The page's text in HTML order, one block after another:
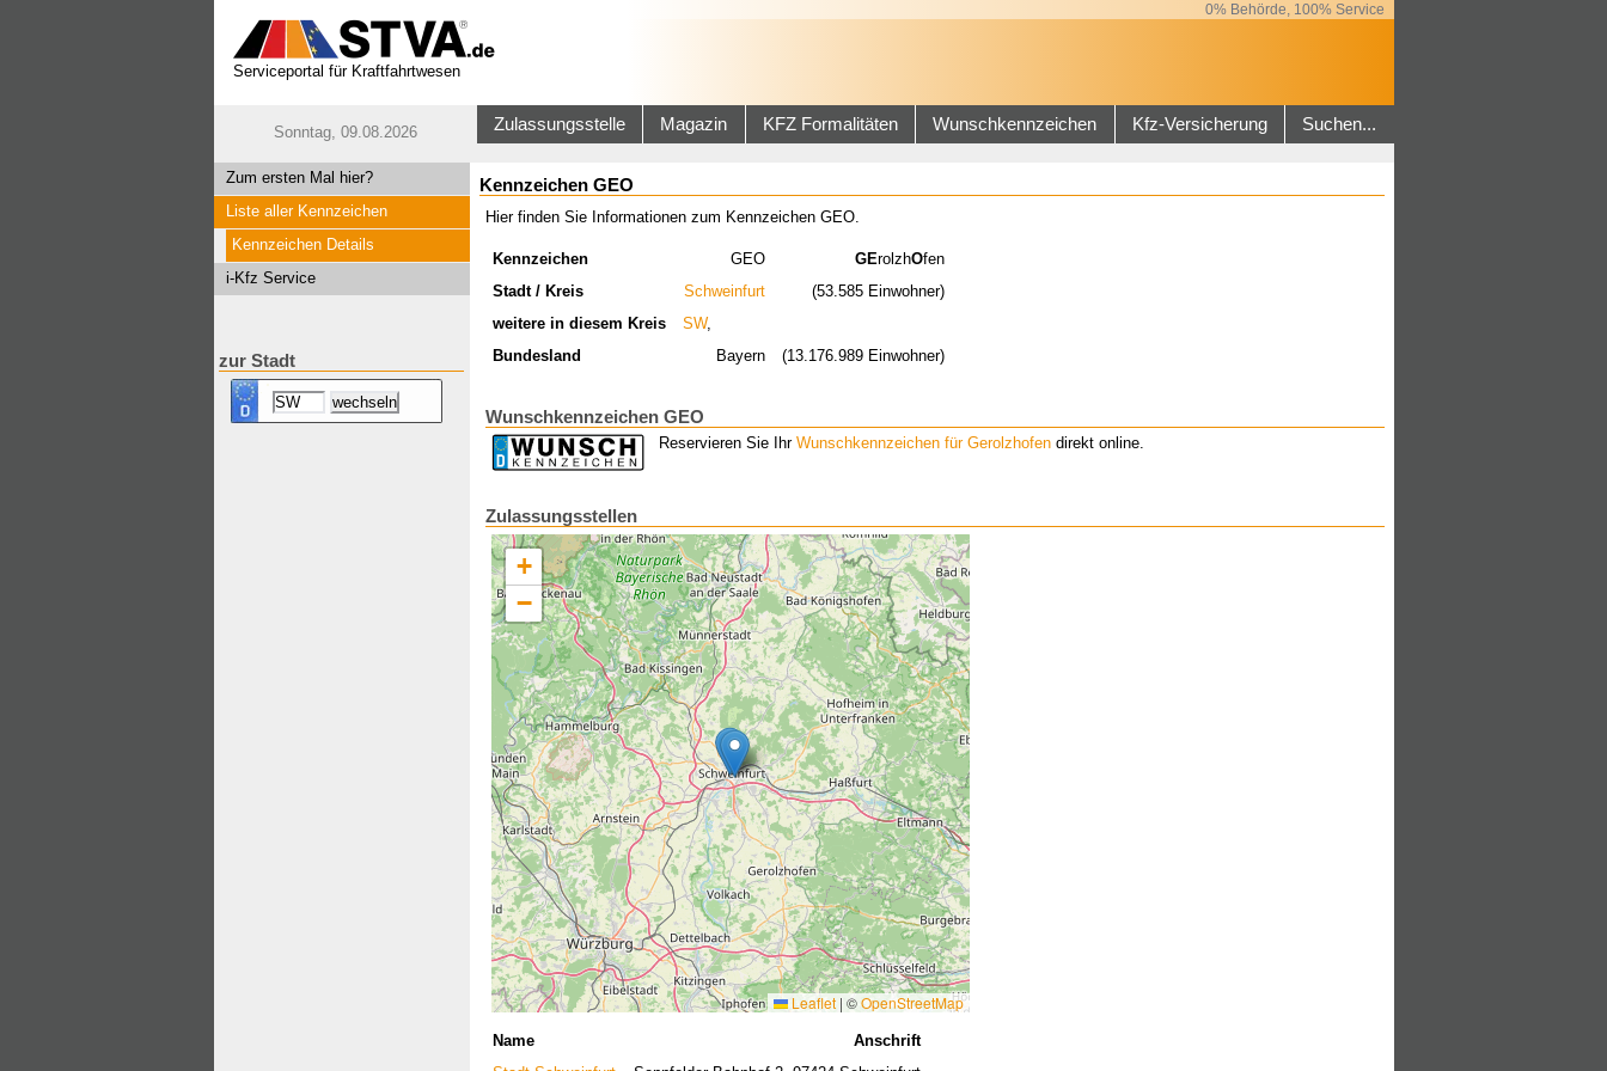
0% Behörde, 100% Service
Serviceportal für Kraftfahrtwesen
Sonntag, 09.08.2026 Zulassungsstelle Magazin KFZ Formalitäten Wunschkennzeichen Kfz-Versicherung Suchen...
Zum ersten Mal hier?
Liste aller Kennzeichen
Kennzeichen Details
i-Kfz Service
zur Stadt
Kennzeichen GEO
Hier finden Sie Informationen zum Kennzeichen GEO.
Kennzeichen GEO GErolzhOfen
Stadt / Kreis
Schweinfurt
(53.585 Einwohner)
weitere in diesem Kreis
SW,
Bundesland
Bayern (13.176.989 Einwohner)
Wunschkennzeichen GEO
Reservieren Sie Ihr Wunschkennzeichen für Gerolzhofendirekt online.
Zulassungsstellen
+
−
Leaflet | ©OpenStreetMap
Name
Anschrift